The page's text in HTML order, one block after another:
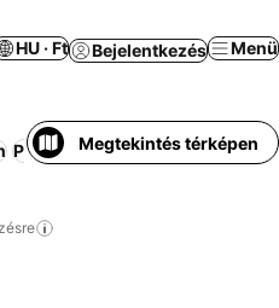
HU · Ft Bejelentkezés Menü
Párok Reggeli az árban
Megtekintés térképen